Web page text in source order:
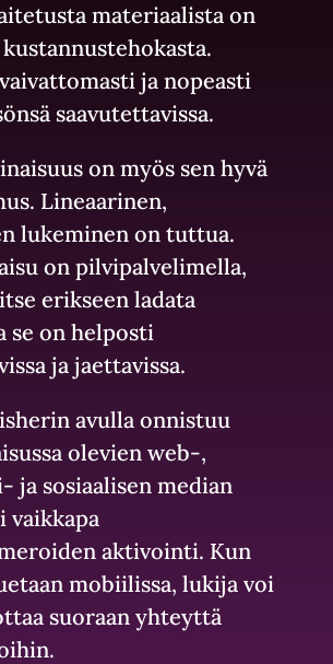
materiaalista on
ja nopeasti
saavutettavissa.
on myös sen hyvä
Lineaarinen,
lukeminen on tuttua.
on pilvipalvelimella,
erikseen ladata
se on helposti
ja jaettavissa.
avulla onnistuu
olevien web-,
ja sosiaalisen median
vaikkapa
aktivointi. Kun
mobiilissa, lukija voi
suoraan yhteyttä